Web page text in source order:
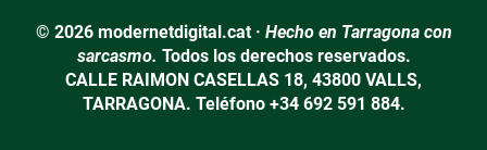
© 2026 modernetdigital.cat · Hecho en Tarragona con
sarcasmo. Todos los derechos reservados.
CALLE RAIMON CASELLAS 18, 43800 VALLS,
TARRAGONA. Teléfono +34 692 591 884.